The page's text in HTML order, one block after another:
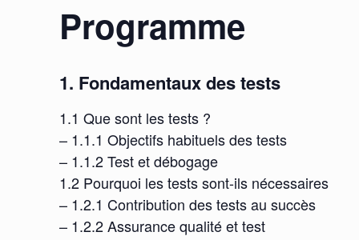
Programme
1. Fondamentaux des tests
1.1 Que sont les tests ?
– 1.1.1 Objectifs habituels des tests
– 1.1.2 Test et débogage
1.2 Pourquoi les tests sont-ils nécessaires
– 1.2.1 Contribution des tests au succès
– 1.2.2 Assurance qualité et test